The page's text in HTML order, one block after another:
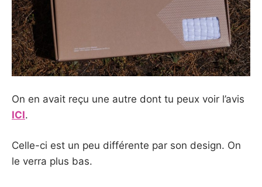
On en avait reçu une autre dont tu peux voir l’avis
ICI.
Celle-ci est un peu différente par son design. On
le verra plus bas.